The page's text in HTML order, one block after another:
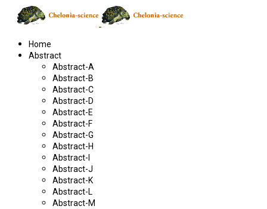
Home
Abstract
Abstract-A
Abstract-B
Abstract-C
Abstract-D
Abstract-E
Abstract-F
Abstract-G
Abstract-H
Abstract-I
Abstract-J
Abstract-K
Abstract-L
Abstract-M